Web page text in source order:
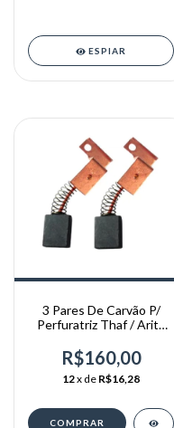
ESPIAR
3 Pares De Carvão P/
Perfuratriz Thaf / Arita
R$160,00
12x de R$16,28